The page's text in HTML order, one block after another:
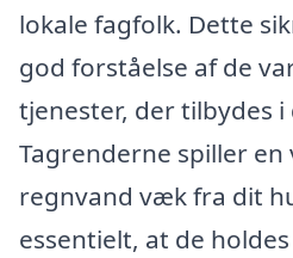
lokale fagfolk. Dette
god forståelse af de
tjenester, der tilbydes
Tagrenderne spiller
regnvand væk fra dit
essentielt, at de